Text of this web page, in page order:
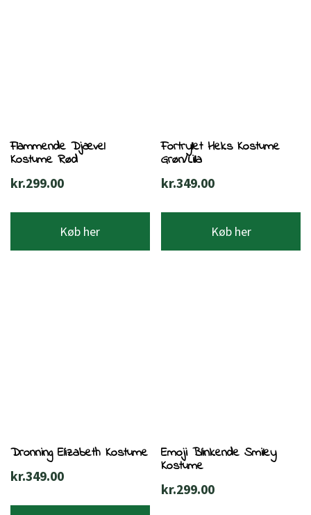
Flammende Djævel
Kostume Rød
kr.299.00
Køb her
Fortryllet Heks Kostume
Grøn/Lilla
kr.349.00
Køb her
Dronning Elizabeth Kostume
kr.349.00
Emoji Blinkende Smiley
Kostume
kr.299.00